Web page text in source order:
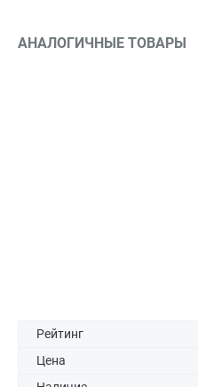
АНАЛОГИЧНЫЕ ТОВАРЫ
Рейтинг
Цена